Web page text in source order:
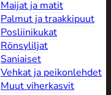
Maijat ja matit
Palmut ja traakkipuut
Posliinikukat
Rönsyliljat
Saniaiset
Vehkat ja peikonlehdet
Muut viherkasvit